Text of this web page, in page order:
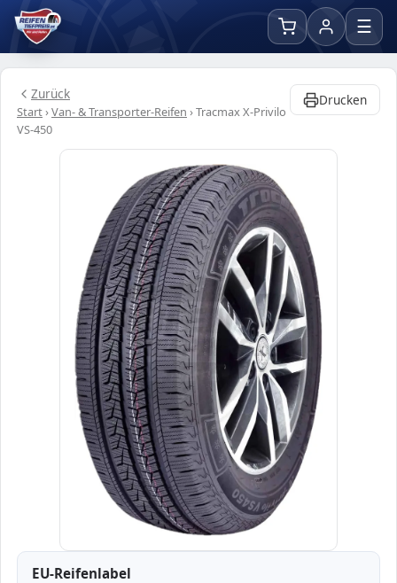
☰
Zurück
Start›Van- & Transporter-Reifen ›Tracmax X-Privilo
VS-450
Drucken
EU-Reifenlabel